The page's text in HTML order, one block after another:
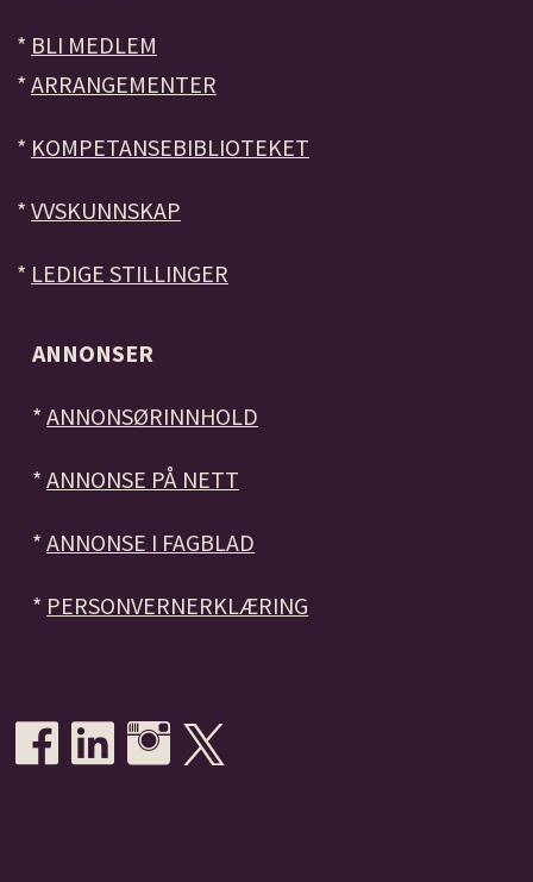
* BLI MEDLEM
* ARRANGEMENTER
* KOMPETANSEBIBLIOTEKET
* VVSKUNNSKAP
* LEDIGE STILLINGER
ANNONSER
*ANNONSØRINNHOLD
*ANNONSE PÅ NETT
*ANNONSE I FAGBLAD
* PERSONVERNERKLÆRING